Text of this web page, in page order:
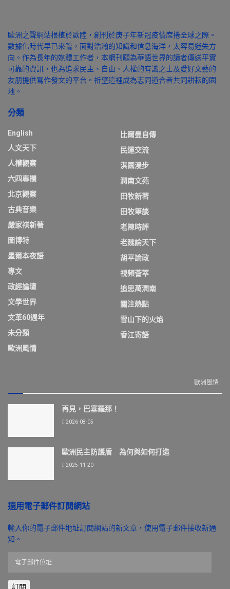
歐洲之聲網站根植於歐陸，創刊於庚子年新冠疫情席捲全球之際。
數據化時代早已來臨，面對浩瀚的知識和信息海洋，太容易迷失方
向。作為長年的媒體工作者，本網刊願為華語世界的讀者傳送平實
可靠的資訊，也為追求民主、自由、人權的有識之士及愛好文藝的
友朋提供寫作發文的平台。祈望這裡成為志同道合者共同耕耘的園
地。
分類
English
人文天下
人權觀察
六四專欄
北京觀察
古典音樂
嚴家祺新著
圖博特
墨爾本夜語
專文
政經論壇
文學世界
文革60週年
未分類
歐洲風情
比爾曼自傳
民運交流
淇園漫步
潤南文苑
田牧新著
田牧筆談
老陳時評
老魏論天下
胡平論政
視頻薈萃
追思萬潤南
關注熱點
雪山下的火焰
香江寄語
歐洲風情
再見，巴塞羅那！
2026-08-05
歐洲民主防護盾 為何與如何打造
2025-11-20
適用電子郵件訂閱網站
輸入你的電子郵件地址訂閱網站的新文章，使用電子郵件接收新通
知。
郵
訂閱